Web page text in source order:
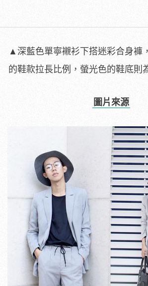
▲深藍色單寧襯衫下搭迷彩合身褲
的鞋款拉長比例，螢光色的鞋底則
圖片來源